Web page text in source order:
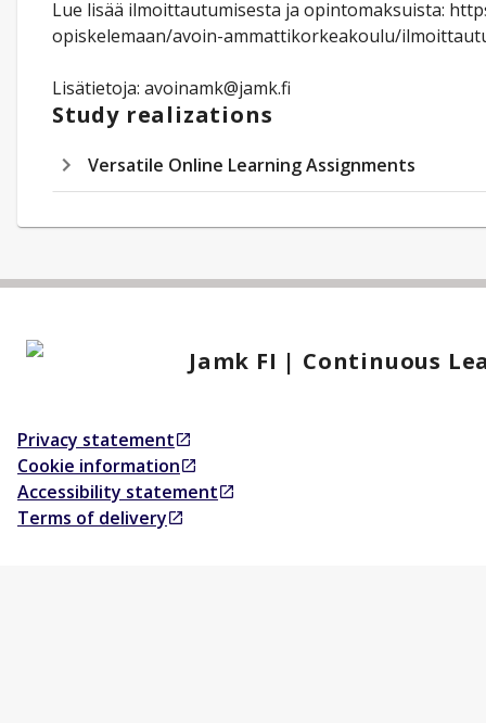
Lue lisää ilmoittautumisesta ja opintomaksuista:
opiskelemaan/avoin-ammattikorkeakoulu/
Lisätietoja: avoinamk@jamk.fi
Study realizations
Versatile Online Learning Assignments
Jamk FI | Continuous
Privacy statement
Opens in a new tab
Cookie information
Opens in a new tab
Accessibility statement
Opens in a new tab
Terms of delivery
Opens in a new tab